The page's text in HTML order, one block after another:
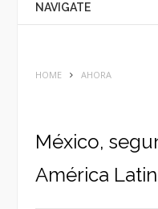
NAVIGATE
HOME AHORA
México,
América